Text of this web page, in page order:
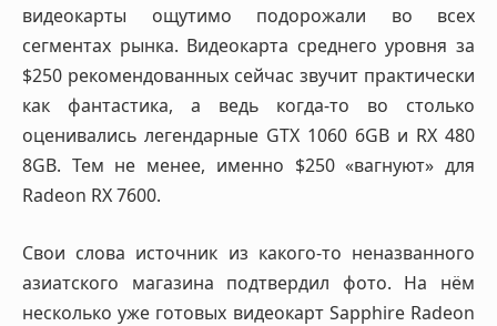
видеокарты ощутимо подорожали во всех
сегментах рынка. Видеокарта среднего уровня за
$250 рекомендованных сейчас звучит практически
как фантастика, а ведь когда-то во столько
оценивались легендарные GTX 1060 6GB и RX 480
8GB. Тем не менее, именно $250 «вагнуют» для
Radeon RX 7600.
Свои слова источник из какого-то неназванного
азиатского магазина подтвердил фото. На нём
несколько уже готовых видеокарт Sapphire Radeon